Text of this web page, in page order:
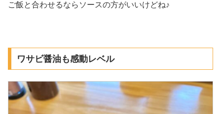
ご飯と合わせるならソースの方がいいけどね♪
ワサビ醤油も感動レベル